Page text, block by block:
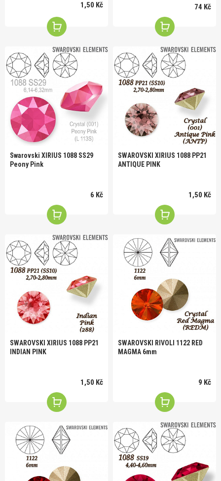
1,50 Kč 74 Kč
Swarovski XIRIUS 1088 SS29
Peony Pink
6 Kč
SWAROVSKI XIRIUS 1088 PP21
ANTIQUE PINK
1,50 Kč
SWAROVSKI XIRIUS 1088 PP21
INDIAN PINK
1,50 Kč
SWAROVSKI RIVOLI 1122 RED
MAGMA 6mm
9 Kč